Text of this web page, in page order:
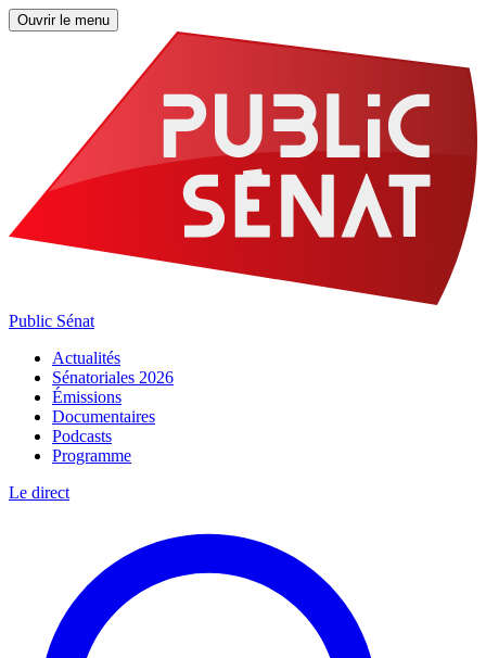
Ouvrir le menu
Public Sénat
Actualités
Sénatoriales 2026
Émissions
Documentaires
Podcasts
Programme
Le direct